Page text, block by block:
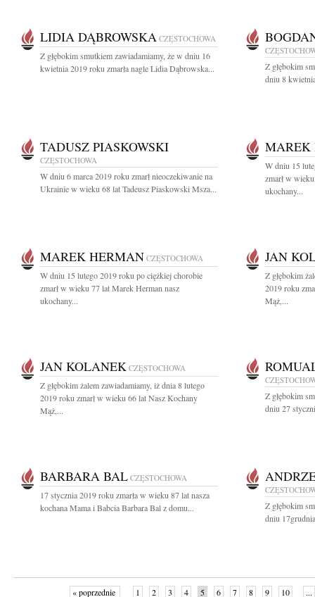
LIDIA DĄBROWSKA CZĘSTOCHOWA
Z głębokim smutkiem zawiadamiamy, że w dniu 16
kwietnia 2019 roku zmarła nagle Lidia Dąbrowska...
Z głębokim
dniu 8
TADUSZ PIASKOWSKI
CZĘSTOCHOWA
W dniu 6 marca 2019 roku zmarł nieoczekiwanie na
Ukrainie w wieku 68 lat Tadeusz Piaskowski Msza...
MAREK
W dniu 15
zmarł w
ukochany...
MAREK HERMAN CZĘSTOCHOWA
W dniu 15 lutego 2019 roku po ciężkiej chorobie
zmarł w wieku 77 lat Marek Herman nasz
ukochany...
JAN
Z głębokim
2019 roku
Mąż,...
JAN KOLANEK CZĘSTOCHOWA
Z głębokim żalem zawiadamiamy, iż dnia 8 lutego
2019 roku zmarł w wieku 66 lat Nasz Kochany
Mąż,...
Z głębokim
dniu 27
BARBARA BAL CZĘSTOCHOWA
17 stycznia 2019 roku zmarła w wieku 87 lat nasza
kochana Mama i Babcia Barbara Bal z domu...
Z głębokim
dniu
« poprzednie 1 2 3 4 5 6 7 8 9 10 ...